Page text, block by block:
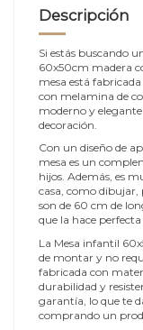
Descripción
Si estás buscando
60x50cm madera
mesa está
con melamina de
moderno y
decoración.
Con un diseño de
mesa es un
hijos. Además, es
casa, como dibujar,
son de 60 cm de
que la hace
La Mesa infantil
de montar y no
fabricada con
durabilidad y
garantía, lo que te
comprando un